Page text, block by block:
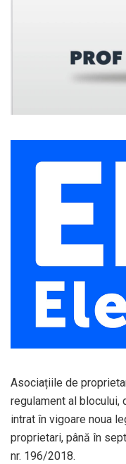
Asociațiile de
regulament al blocului,
intrat în vigoare noua
proprietari, până în
nr. 196/2018.